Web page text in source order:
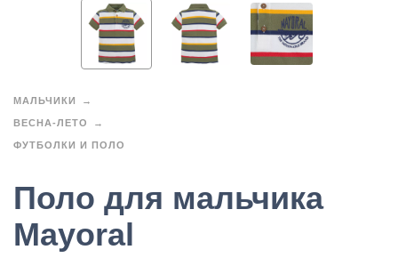
МАЛЬЧИКИ
ВЕСНА-ЛЕТО
ФУТБОЛКИ И ПОЛО
Поло для мальчика
Mayoral